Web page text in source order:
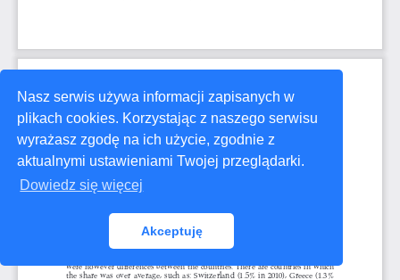
Nasz serwis używa informacji zapisanych w
plikach cookies. Korzystając z naszego serwisu
wyrażasz zgodę na ich użycie, zgodnie z
aktualnymi ustawieniami Twojej przeglądarki.
Dowiedz się więcej
Akceptuję